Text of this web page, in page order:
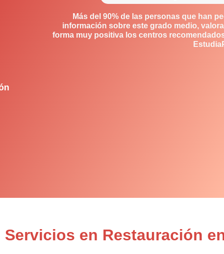
Más del 90% de las personas que han
información sobre este grado medio,
forma muy positiva los centros
en Restauración